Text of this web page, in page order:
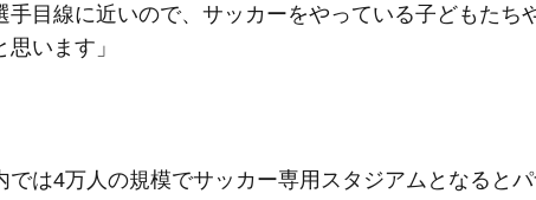
目線に近いので、サッカーをやっている子どもたち
います」
では4万人の規模でサッカー専用スタジアムとなると